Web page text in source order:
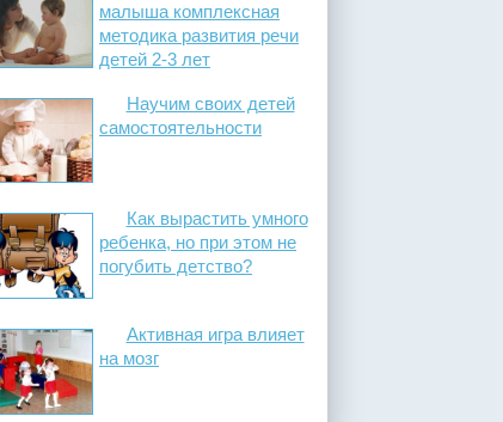
малыша комплексная
методика развития речи
детей 2-3 лет
Научим своих детей
самостоятельности
Как вырастить умного
ребенка, но при этом не
погубить детство?
Активная игра влияет
на мозг